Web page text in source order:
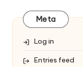
Meta
Log in
Entries feed